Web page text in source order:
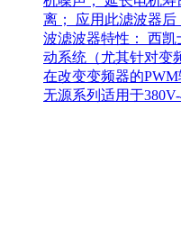
离； 应用此滤波器
波滤波器特性： 西
动系统（尤其针对变
在改变变频器的
无源系列适用于